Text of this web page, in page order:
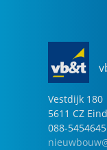
Vestdijk 180
5611 CZ
088-5454645